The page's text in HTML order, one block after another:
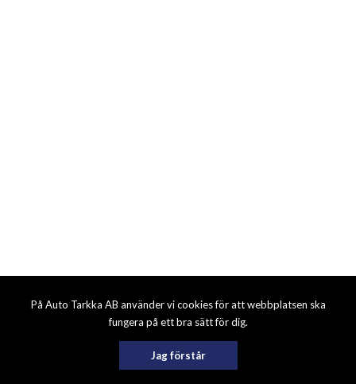
På Auto Tarkka AB använder vi cookies för att webbplatsen ska
fungera på ett bra sätt för dig.
Jag förstår